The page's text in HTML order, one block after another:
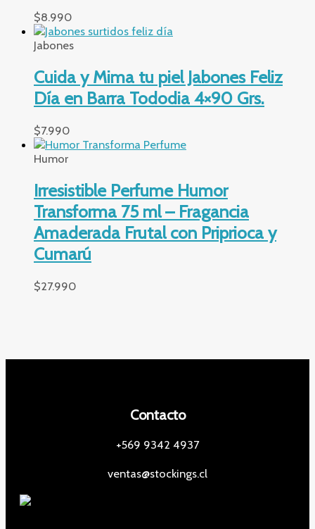
$8.990
Jabones
Cuida y Mima tu piel Jabones Feliz
Día en Barra Tododia 4×90 Grs.
$7.990
Humor
Irresistible Perfume Humor
Transforma 75 ml – Fragancia
Amaderada Frutal con Priprioca y
Cumarú
$27.990
Contacto
+569 9342 4937
ventas@stockings.cl